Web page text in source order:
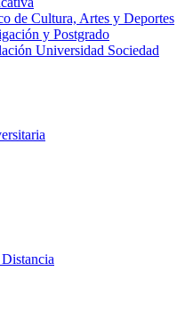
de Cultura, Artes y Deportes
y Postgrado
Universidad Sociedad